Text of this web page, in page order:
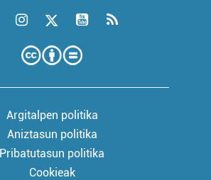
Argitalpen politika
Aniztasun politika
Pribatutasun politika
Cookieak